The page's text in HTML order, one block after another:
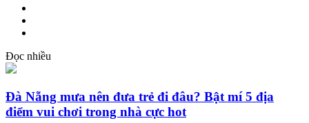
Đọc nhiều
Đà Nẵng mưa nên đưa trẻ đi đâu? Bật mí 5 địa
điểm vui chơi trong nhà cực hot